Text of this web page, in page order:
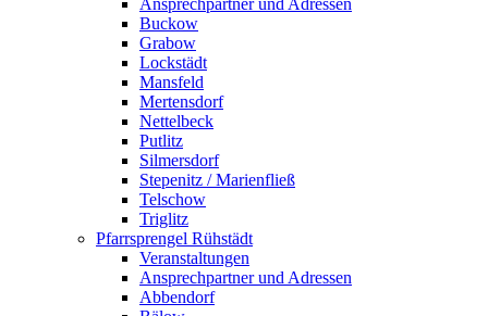
Ansprechpartner und Adressen
Buckow
Grabow
Lockstädt
Mansfeld
Mertensdorf
Nettelbeck
Putlitz
Silmersdorf
Stepenitz / Marienfließ
Telschow
Triglitz
Pfarrsprengel Rühstädt
Veranstaltungen
Ansprechpartner und Adressen
Abbendorf